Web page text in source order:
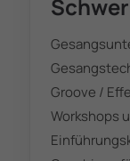
Groove /
Workshops